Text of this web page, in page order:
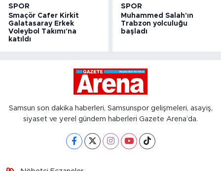
SPOR
Smaçör Cafer Kirkit
Galatasaray Erkek
Voleybol Takımı'na
katıldı
SPOR
Muhammed Salah'ın
Trabzon yolculuğu
başladı
Samsun son dakika haberleri, Samsunspor gelişmeleri, asayiş,
siyaset ve yerel gündem haberleri Gazete Arena’da.